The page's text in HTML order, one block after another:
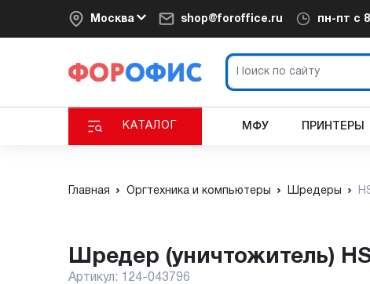
Москва shop@foroffice.ru пн-пт с
КАТАЛОГ МФУ ПРИНТЕРЫ
Главная Оргтехника и компьютеры Шредеры
Шредер (уничтожитель)
Артикул: 124-043796